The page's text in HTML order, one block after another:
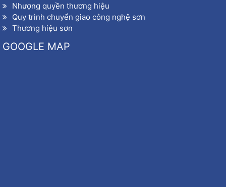
Nhượng quyền thương hiệu
Quy trình chuyển giao công nghệ sơn
Thương hiệu sơn
GOOGLE MAP